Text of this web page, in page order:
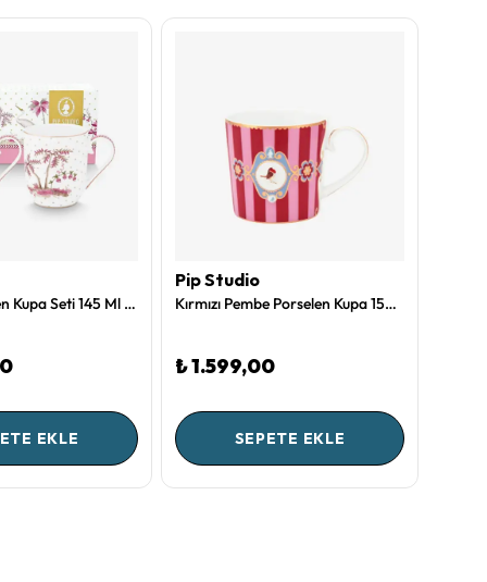
Beyaz Porselen Kupa Seti 145 Ml Jolie Collection by Pip Studio
EKLE
Pip Studio
Kırmızı Pembe Porselen Kupa 150 Ml Love Birds Collection by Pip Studio
₺ 1.599,00
SEPETE EKLE